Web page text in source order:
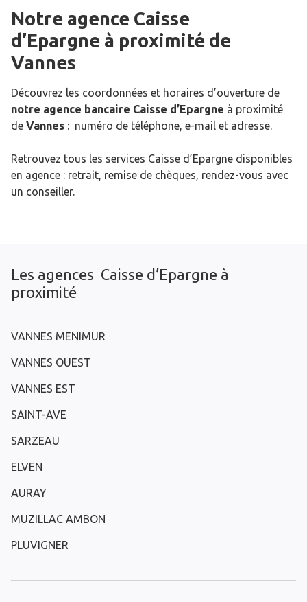
Notre agence Caisse
d’Epargne à proximité de
Vannes
Découvrez les coordonnées et horaires d’ouverture de
notre agence bancaire Caisse d’Epargne à proximité
de Vannes : numéro de téléphone, e-mail et adresse.
Retrouvez tous les services Caisse d’Epargne disponibles
en agence : retrait, remise de chèques, rendez-vous avec
un conseiller.
Les agences Caisse d’Epargne à
proximité
VANNES MENIMUR
VANNES OUEST
VANNES EST
SAINT-AVE
SARZEAU
ELVEN
AURAY
MUZILLAC AMBON
PLUVIGNER